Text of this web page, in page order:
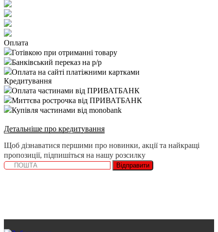
Оплата
Готівкою при отриманні товару
Банківський переказ на р/р
Оплата на сайті платіжними картками
Кредитування
Оплата частинами від ПРИВАТБАНК
Миттєва рострочка від ПРИВАТБАНК
Купівля частинами від monobank
Детальніше про кредитування
Щоб дізнаватися першими про новинки, акції та найкращі
пропозиції, підпишіться на нашу розсилку
Відправити